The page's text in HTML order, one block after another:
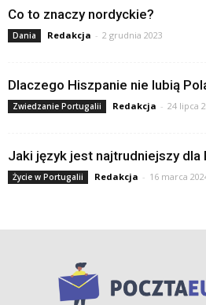
Co to znaczy nordyckie?
Dania Redakcja - 2 grudnia 2023
Dlaczego Hiszpanie nie lubią
Zwiedzanie Portugalii Redakcja - 24 lipca
Jaki język jest najtrudniejszy dla
Życie w Portugalii Redakcja - 16 marca